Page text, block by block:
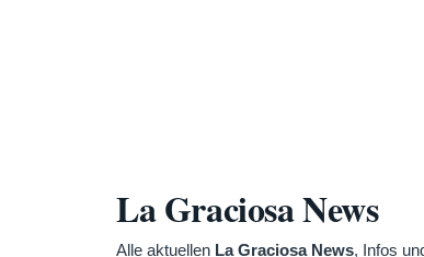
La Graciosa News
Alle aktuellen La Graciosa News, Infos